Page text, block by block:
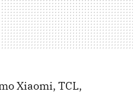
Xiaomi, TCL,